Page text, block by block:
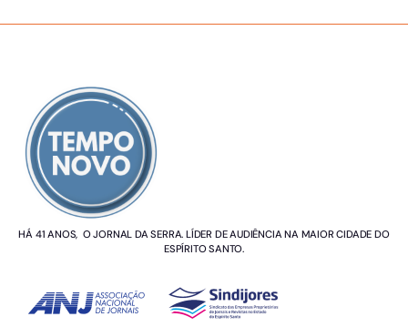
HÁ 41 ANOS, O JORNAL DA SERRA. LÍDER DE AUDIÊNCIA NA MAIOR CIDADE DO
ESPÍRITO SANTO.